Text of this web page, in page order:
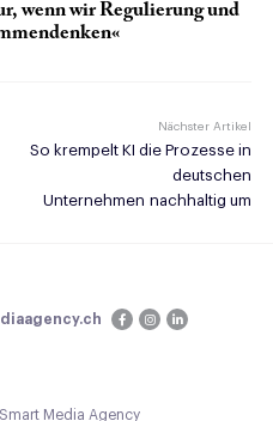
wenn wir Regulierung und
Nächster Artikel
So krempelt KI die Prozesse in
deutschen
Unternehmen nachhaltig um
Media Agency